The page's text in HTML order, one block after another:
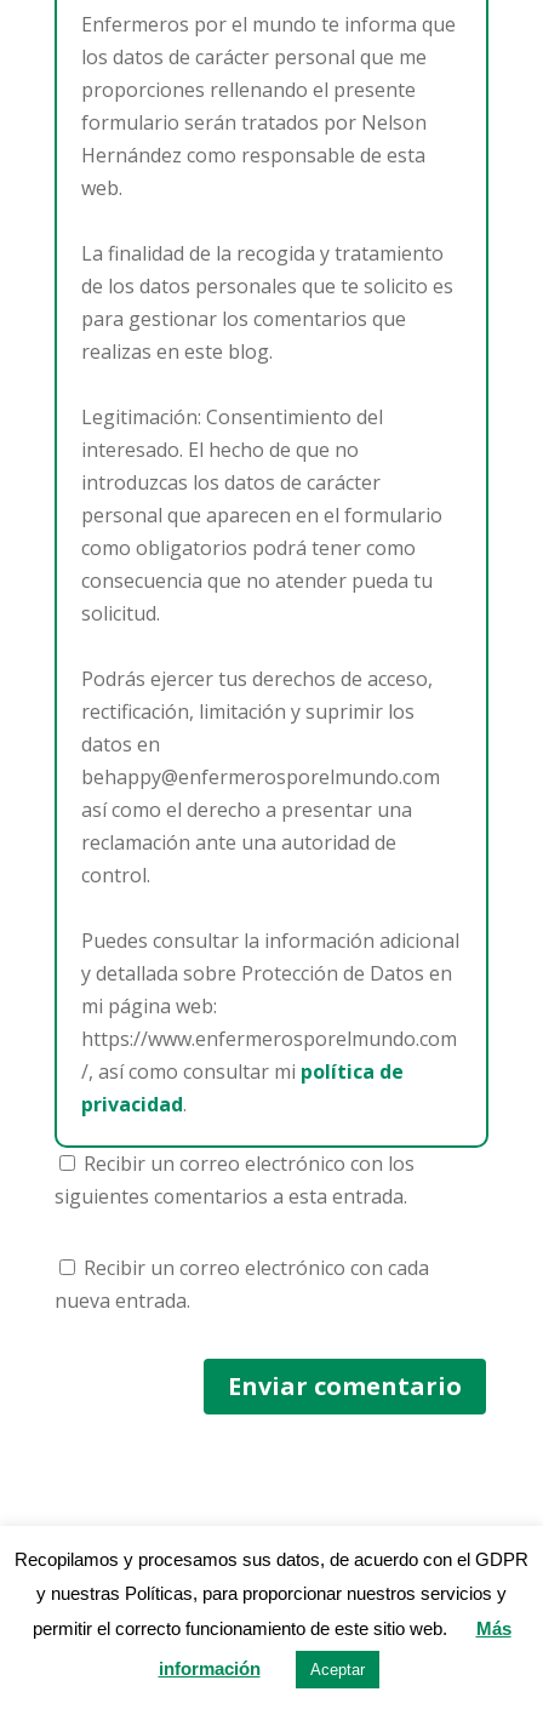
Enfermeros por el mundo te informa que
los datos de carácter personal que me
proporciones rellenando el presente
formulario serán tratados por Nelson
Hernández como responsable de esta
web.
La finalidad de la recogida y tratamiento
de los datos personales que te solicito es
para gestionar los comentarios que
realizas en este blog.
Legitimación: Consentimiento del
interesado. El hecho de que no
introduzcas los datos de carácter
personal que aparecen en el formulario
como obligatorios podrá tener como
consecuencia que no atender pueda tu
solicitud.
Podrás ejercer tus derechos de acceso,
rectificación, limitación y suprimir los
datos en
behappy@enfermerosporelmundo.com
así como el derecho a presentar una
reclamación ante una autoridad de
control.
Puedes consultar la información adicional
y detallada sobre Protección de Datos en
mi página web:
https://www.enfermerosporelmundo.com
/, así como consultar mi política de
privacidad.
Recibir un correo electrónico con los
siguientes comentarios a esta entrada.
Recibir un correo electrónico con cada
nueva entrada.
AVISO LEGAL Y POLÍTICA DE PRIVACIDAD
Recopilamos y procesamos sus datos, de acuerdo con el GDPR
y nuestras Políticas, para proporcionar nuestros servicios y
permitir el correcto funcionamiento de este sitio web.
Más
información
Aceptar